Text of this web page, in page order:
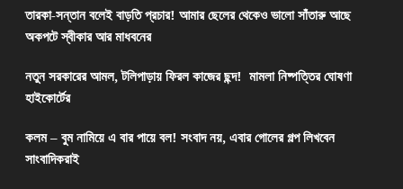
তারকা-সন্তান বলেই বাড়তি প্রচার! আমার ছেলের থেকেও ভালো সাঁতারু আছে
অকপটে স্বীকার আর মাধবনের
নতুন সরকারের আমল, টলিপাড়ায় ফিরল কাজের ছন্দ! মামলা নিষ্পত্তির ঘোষণা
হাইকোর্টের
কলম – বুম নামিয়ে এ বার পায়ে বল! সংবাদ নয়, এবার গোলের গল্প লিখবেন
সাংবাদিকরাই